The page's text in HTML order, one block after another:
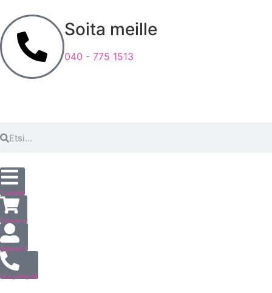
Soita meille
040 - 775 1513
Tuotteet
Ostoskori
Asiakastili
Ota yhteyttä